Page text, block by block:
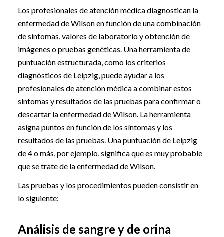
Los profesionales de atención médica diagnostican la
enfermedad de Wilson en función de una combinación
de síntomas, valores de laboratorio y obtención de
imágenes o pruebas genéticas. Una herramienta de
puntuación estructurada, como los criterios
diagnósticos de Leipzig, puede ayudar a los
profesionales de atención médica a combinar estos
síntomas y resultados de las pruebas para confirmar o
descartar la enfermedad de Wilson. La herramienta
asigna puntos en función de los síntomas y los
resultados de las pruebas. Una puntuación de Leipzig
de 4 o más, por ejemplo, significa que es muy probable
que se trate de la enfermedad de Wilson.
Las pruebas y los procedimientos pueden consistir en
lo siguiente:
Análisis de sangre y de orina